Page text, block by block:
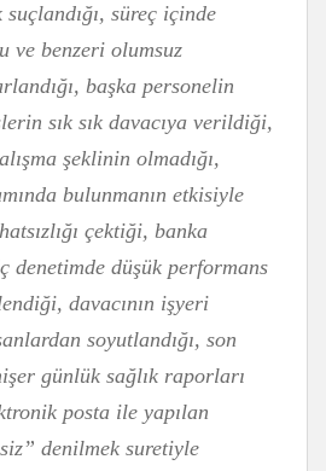
süreç içinde
ve benzeri olumsuz
başka personelin
sık sık davacıya verildiği,
şeklinin olmadığı,
bulunmanın etkisiyle
çektiği, banka
denetimde düşük performans
davacının işyeri
soyutlandığı, son
günlük sağlık raporları
posta ile yapılan
denilmek suretiyle